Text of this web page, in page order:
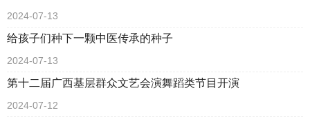
2024-07-13
给孩子们种下一颗中医传承的种子
2024-07-13
第十二届广西基层群众文艺会演舞蹈类节目开演
2024-07-12